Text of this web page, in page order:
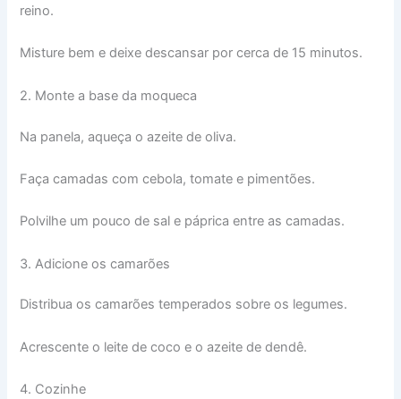
reino.
Misture bem e deixe descansar por cerca de 15 minutos.
2. Monte a base da moqueca
Na panela, aqueça o azeite de oliva.
Faça camadas com cebola, tomate e pimentões.
Polvilhe um pouco de sal e páprica entre as camadas.
3. Adicione os camarões
Distribua os camarões temperados sobre os legumes.
Acrescente o leite de coco e o azeite de dendê.
4. Cozinhe